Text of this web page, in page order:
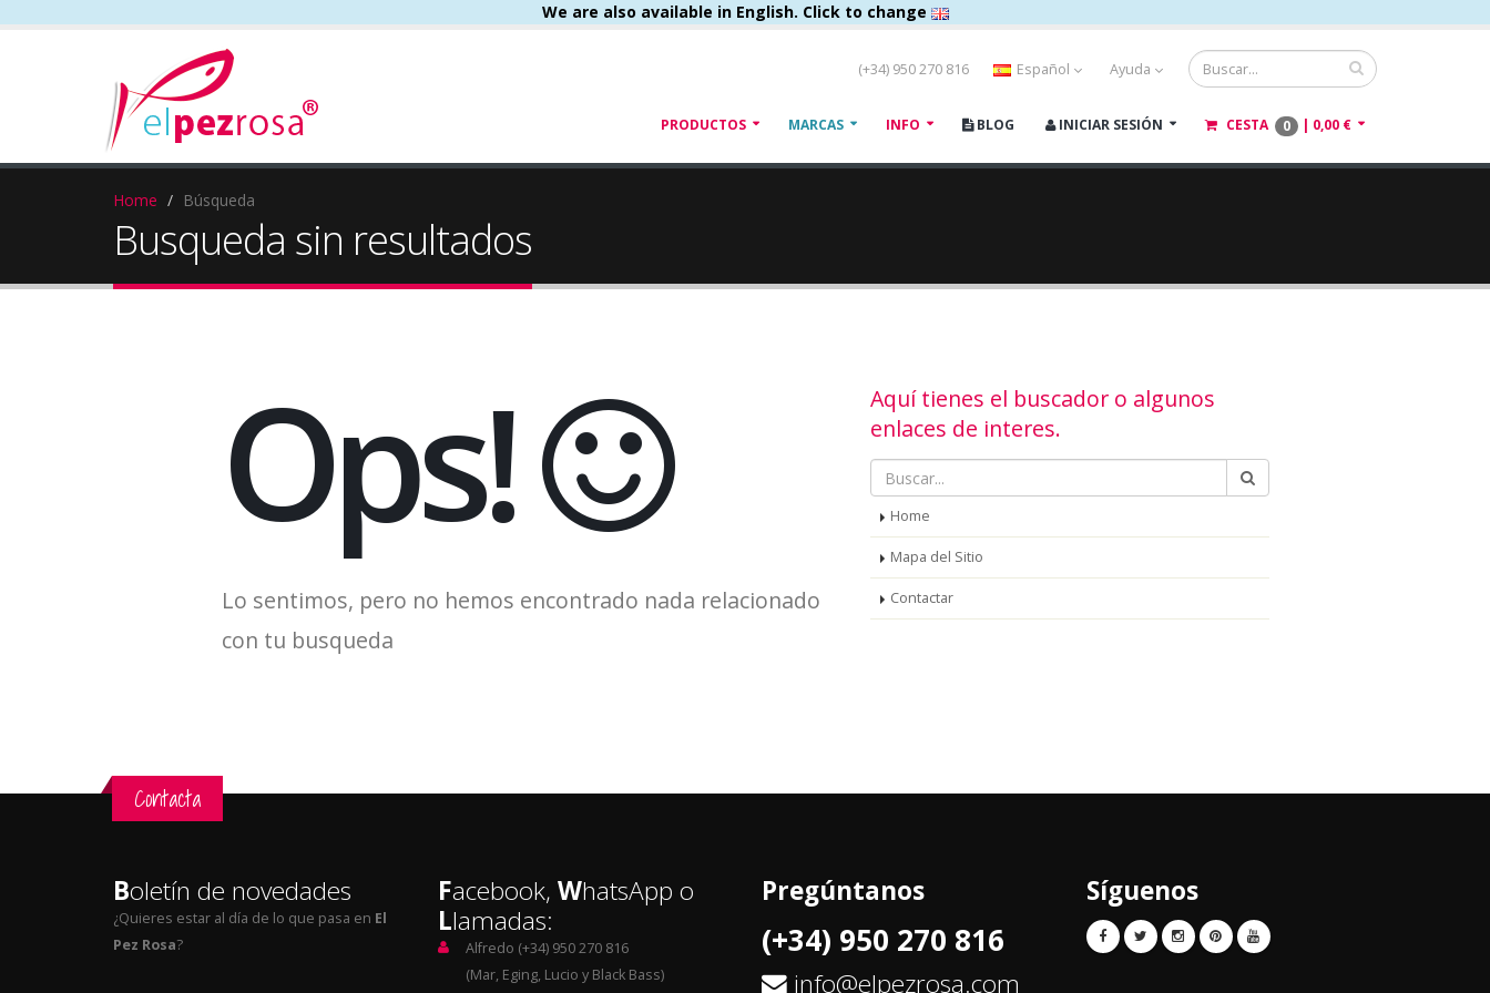
We are also available in English. Click to change
(+34) 950 270 816 Español Ayuda
PRODUCTOS MARCAS INFO BLOG INICIAR SESIÓN CESTA 0 | 0,00 €
Home Búsqueda
Busqueda sin resultados
Ops!
Lo sentimos, pero no hemos encontrado nada relacionado
con tu busqueda
Aquí tienes el buscador o algunos
enlaces de interes.
Home
Mapa del Sitio
Contactar
Contacta
Boletín de novedades
¿Quieres estar al día de lo que pasa en El
Pez Rosa?
Facebook, WhatsApp o
Llamadas:
Alfredo (+34) 950 270 816
(Mar, Eging, Lucio y Black Bass)
Pregúntanos
(+34) 950 270 816
info@elpezrosa.com
Síguenos